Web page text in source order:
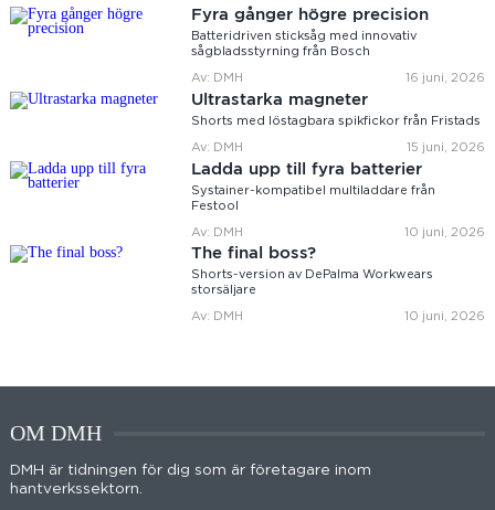
Fyra gånger högre precision
Batteridriven sticksåg med innovativ
sågbladsstyrning från Bosch
Av: DMH 16 juni, 2026
Ultrastarka magneter
Shorts med löstagbara spikfickor från Fristads
Av: DMH 15 juni, 2026
Ladda upp till fyra batterier
Systainer-kompatibel multiladdare från
Festool
Av: DMH 10 juni, 2026
The final boss?
Shorts-version av DePalma Workwears
storsäljare
Av: DMH 10 juni, 2026
OM DMH
DMH är tidningen för dig som är företagare inom
hantverkssektorn.